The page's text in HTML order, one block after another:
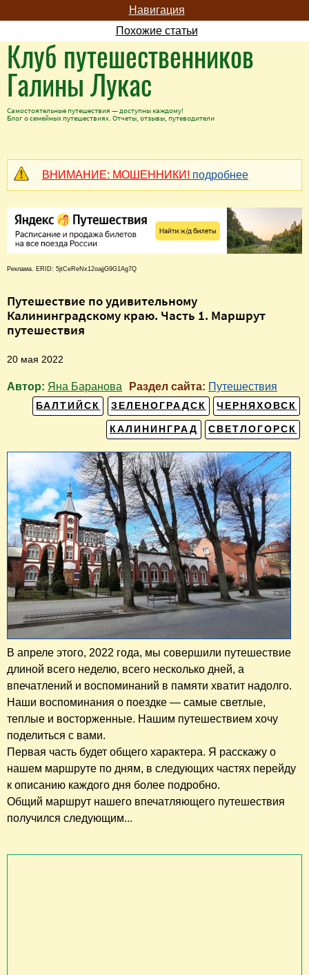
Навигация
Похожие статьи
Клуб путешественников
Галины Лукас
Самостоятельные путешествия — доступны каждому!
Блог о семейных путешествиях. Отчеты, отзывы, путеводители
ВНИМАНИЕ: МОШЕННИКИ! подробнее
Реклама. ERID: 5jtCeReNx12oajjG9G1Ag7Q
Путешествие по удивительному
Калининградскому краю. Часть 1. Маршрут
путешествия
20 мая 2022
Автор: Яна Баранова Раздел сайта: Путешествия
ЧЕРНЯХОВСК
ЗЕЛЕНОГРАДСК
БАЛТИЙСК
СВЕТЛОГОРСК
КАЛИНИНГРАД
В апреле этого, 2022 года, мы совершили путешествие
длиной всего неделю, всего несколько дней, а
впечатлений и воспоминаний в памяти хватит надолго.
Наши воспоминания о поездке — самые светлые,
теплые и восторженные. Нашим путешествием хочу
поделиться с вами.
Первая часть будет общего характера. Я расскажу о
нашем маршруте по дням, в следующих частях перейду
к описанию каждого дня более подробно.
Общий маршрут нашего впечатляющего путешествия
получился следующим...